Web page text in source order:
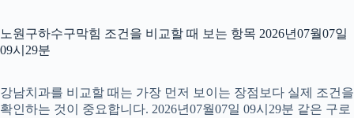
노원구하수구막힘 조건을 비교할 때 보는 항목 2026년07월07일
09시29분
강남치과를 비교할 때는 가장 먼저 보이는 장점보다 실제 조건을
확인하는 것이 중요합니다. 2026년07월07일 09시29분 같은 구로